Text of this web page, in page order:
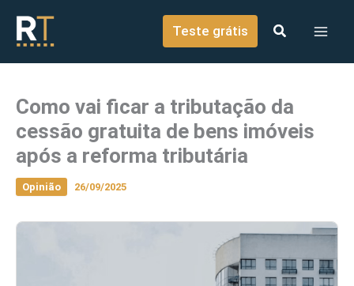
conteúdo
Teste grátis
Como vai ficar a tributação da
cessão gratuita de bens imóveis
após a reforma tributária
Opinião 26/09/2025